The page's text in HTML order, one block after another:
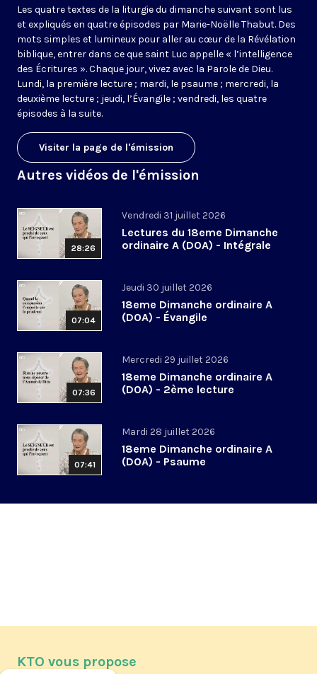
Les quatre textes de la liturgie du dimanche suivant sont lus
et expliqués en quatre épisodes par Marie-Noëlle Thabut. Des
mots simples et lumineux pour aller au cœur de la Révélation
biblique, entrer dans ce que saint Luc appelle « l’intelligence
des Écritures ». Chaque jour, vivez avec la Parole de Dieu.
Lundi, la première lecture ; mardi, le psaume ; mercredi, la
deuxième lecture ; jeudi, l’Évangile ; vendredi, les quatre
épisodes à la suite.
Visiter la page de l'émission
Autres vidéos de l'émission
28:26
Vendredi 31 juillet 2026
Lectures du 18eme Dimanche
ordinaire A (DOA) - Intégrale
07:04
Jeudi 30 juillet 2026
18eme Dimanche ordinaire A
(DOA) - Évangile
07:36
Mercredi 29 juillet 2026
18eme Dimanche ordinaire A
(DOA) - 2ème lecture
07:41
Mardi 28 juillet 2026
18eme Dimanche ordinaire A
(DOA) - Psaume
KTO vous propose